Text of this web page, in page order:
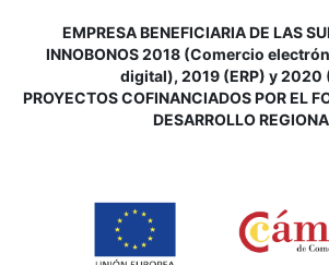
EMPRESA BENEFICIARIA DE LAS
INNOBONOS 2018 (Comercio
digital), 2019 (ERP) y 2020
PROYECTOS COFINANCIADOS POR EL
DESARROLLO